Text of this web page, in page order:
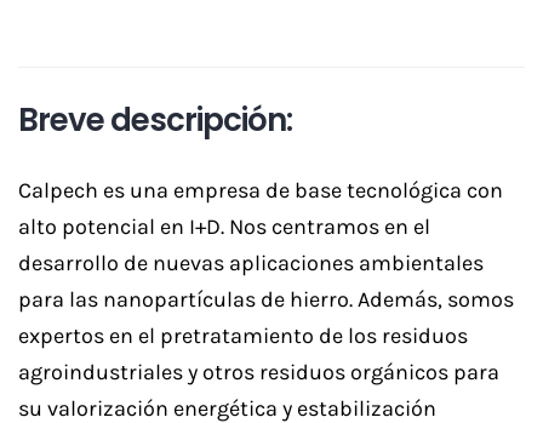
Breve descripción:
Calpech es una empresa de base tecnológica con
alto potencial en I+D. Nos centramos en el
desarrollo de nuevas aplicaciones ambientales
para las nanopartículas de hierro. Además, somos
expertos en el pretratamiento de los residuos
agroindustriales y otros residuos orgánicos para
su valorización energética y estabilización